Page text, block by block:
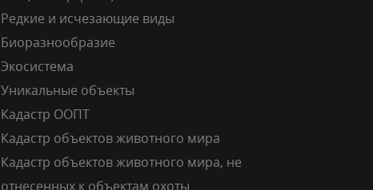
Редкие и исчезающие виды
Биоразнообразие
Экосистема
Уникальные объекты
Кадастр ООПТ
Кадастр объектов животного мира
Кадастр объектов животного мира, не
отнесенных к объектам охоты